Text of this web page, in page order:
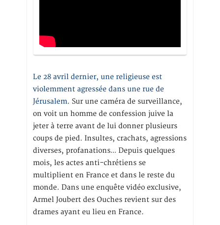
Le 28 avril dernier, une religieuse est
violemment agressée dans une rue de
Jérusalem. Sur une caméra de surveillance,
on voit un homme de confession juive la
jeter à terre avant de lui donner plusieurs
coups de pied. Insultes, crachats, agressions
diverses, profanations… Depuis quelques
mois, les actes anti-chrétiens se
multiplient en France et dans le reste du
monde. Dans une enquête vidéo exclusive,
Armel Joubert des Ouches revient sur des
drames ayant eu lieu en France.